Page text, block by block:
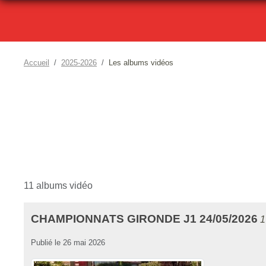
Accueil 2025-2026 Les albums vidéos
11 albums vidéo
CHAMPIONNATS GIRONDE J1 24/05/2026
Publié le 26 mai 2026